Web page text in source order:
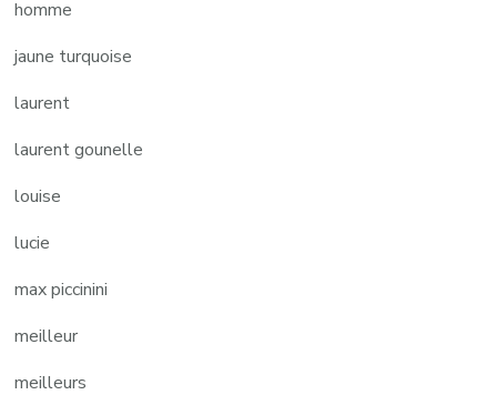
homme
jaune turquoise
laurent
laurent gounelle
louise
lucie
max piccinini
meilleur
meilleurs